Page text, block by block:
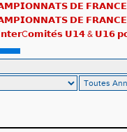
𝗗𝗘 𝗙𝗥𝗔𝗡𝗖𝗘
𝗗𝗘 𝗙𝗥𝗔𝗡𝗖𝗘
4 𝒎𝒆́𝒅𝒂𝒊𝒍𝒍𝒆𝒔 !𝗨𝟭𝟰 & 𝗨𝟭𝟲